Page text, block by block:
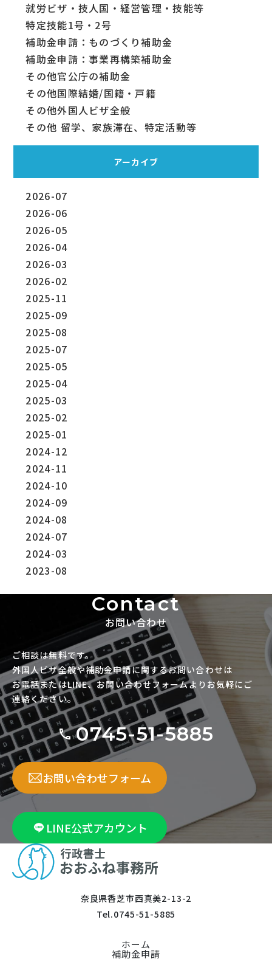
就労ビザ・技人国・経営管理・技能等
特定技能1号・2号
補助金申請：ものづくり補助金
補助金申請：事業再構築補助金
その他官公庁の補助金
その他国際結婚/国籍・戸籍
その他外国人ビザ全般
その他 留学、家族滞在、特定活動等
アーカイブ
2026-07
2026-06
2026-05
2026-04
2026-03
2026-02
2025-11
2025-09
2025-08
2025-07
2025-05
2025-04
2025-03
2025-02
2025-01
2024-12
2024-11
2024-10
2024-09
2024-08
2024-07
2024-03
2023-08
Contact
お問い合わせ
ご相談は無料です。
外国人ビザ全般や補助金申請に関するお問い合わせは
お電話またはLINE、お問い合わせフォームよりお気軽にご
連絡ください。
0745-51-5885
お問い合わせフォーム
LINE公式アカウント
奈良県香芝市西真美2-13-2
Tel.0745-51-5885
ホーム
補助金申請